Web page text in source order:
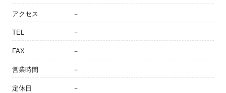
アクセス －
TEL －
FAX －
営業時間 －
定休日 －